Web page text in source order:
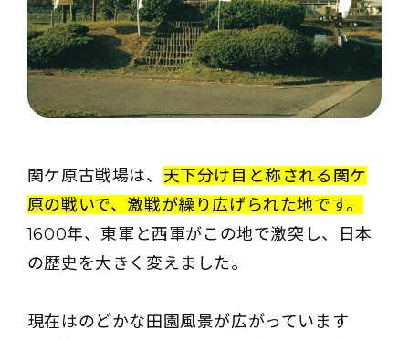
関ケ原古戦場は、 天下分け目と称される関ケ
原の戦いで、激戦が繰り広げられた地です。
1600年、東軍と西軍がこの地で激突し、日本
の歴史を大きく変えました。
現在はのどかな田園風景が広がっています